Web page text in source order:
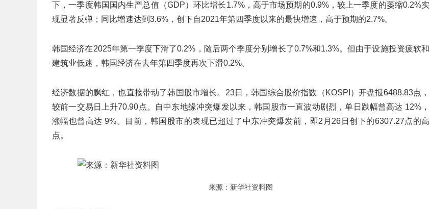
下，一季度韩国国内生产总值（GDP）环比增长1.7%，高于市场预期的0.9%，较上一季度的萎缩0.2%实
现显著反弹；同比增速达到3.6%，创下自2021年第四季度以来的最快增速，高于预期的2.7%。
韩国经济在2025年第一季度下滑了0.2%，随后两个季度分别增长了0.7%和1.3%。但由于设施投资疲软和
建筑业低迷，韩国经济在去年第四季度再次下滑0.2%。
经济数据的飘红，也直接带动了韩国股市增长。23日，韩国综合股价指数（KOSPI）开盘报6488.83点，
较前一交易日上升70.90点。自中东地缘冲突爆发以来，韩国股市一直波动剧烈，单日跌幅曾高达 12%，
涨幅也曾高达 9%。目前，韩国股市的表现已超过了中东冲突爆发前，即2月26日创下的6307.27点的高
点。
来源：新华社资料图